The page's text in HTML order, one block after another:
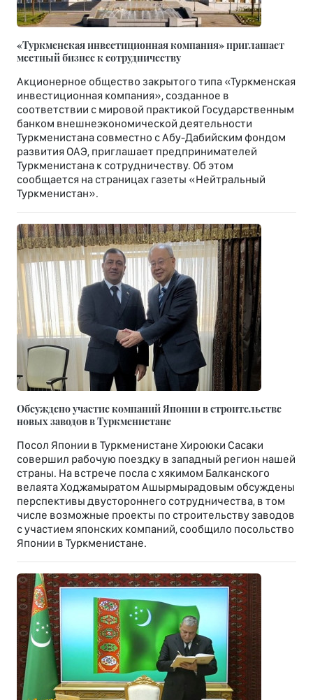
«Туркменская инвестиционная компания» приглашает
местный бизнес к сотрудничеству
Акционерное общество закрытого типа «Туркменская
инвестиционная компания», созданное в
соответствии с мировой практикой Государственным
банком внешнеэкономической деятельности
Туркменистана совместно с Абу-Дабийским фондом
развития ОАЭ, приглашает предпринимателей
Туркменистана к сотрудничеству. Об этом
сообщается на страницах газеты «Нейтральный
Туркменистан».
Обсуждено участие компаний Японии в строительстве
новых заводов в Туркменистане
Посол Японии в Туркменистане Хироюки Сасаки
совершил рабочую поездку в западный регион нашей
страны. На встрече посла с хякимом Балканского
велаята Ходжамыратом Ашырмырадовым обсуждены
перспективы двустороннего сотрудничества, в том
числе возможные проекты по строительству заводов
с участием японских компаний, сообщило посольство
Японии в Туркменистане.